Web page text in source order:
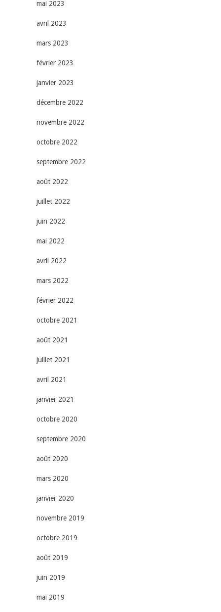
mai 2023
avril 2023
mars 2023
février 2023
janvier 2023
décembre 2022
novembre 2022
octobre 2022
septembre 2022
août 2022
juillet 2022
juin 2022
mai 2022
avril 2022
mars 2022
février 2022
octobre 2021
août 2021
juillet 2021
avril 2021
janvier 2021
octobre 2020
septembre 2020
août 2020
mars 2020
janvier 2020
novembre 2019
octobre 2019
août 2019
juin 2019
mai 2019